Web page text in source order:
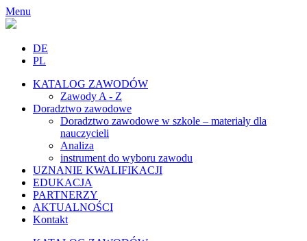
Menu
DE
PL
KATALOG ZAWODÓW
Zawody A - Z
Doradztwo zawodowe
Doradztwo zawodowe w szkole – materiały dla
nauczycieli
Analiza
instrument do wyboru zawodu
UZNANIE KWALIFIKACJI
EDUKACJA
PARTNERZY
AKTUALNOŚCI
Kontakt